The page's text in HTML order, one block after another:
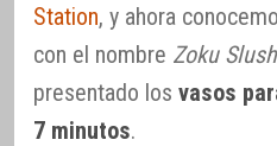
Station, y ahora
con el nombre Zoku
presentado los vasos
7 minutos.